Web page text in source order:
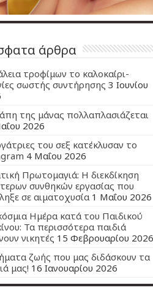
άρθρα
τροφίμων το καλοκαίρι-
σωστής συντήρησης 3 Ιουνίου
της μάνας πολλαπλασιάζεται
2026
του σεξ κατέκλυσαν το
4 Μαΐου 2026
Πρωτομαγιά: Η διεκδίκηση
συνθηκών εργασίας που
σε αιματοχυσία 1 Μαΐου 2026
Ημέρα κατά του Παιδικού
Τα περισσότερα παιδιά
νικητές 15 Φεβρουαρίου 2026
ζωής που μας διδάσκουν τα
μας! 16 Ιανουαρίου 2026